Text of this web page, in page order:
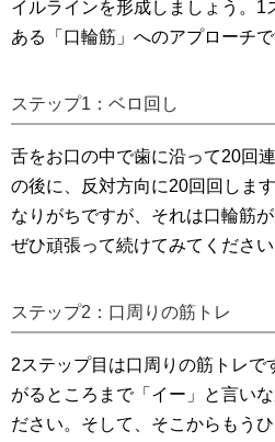
イルラインを形成しましょう。1
ある「口輪筋」へのアプローチで
ステップ1：ベロ回し
舌をお口の中で歯に沿って20回
の後に、反対方向に20回回しま
なりがちですが、それは口輪筋
ぜひ頑張って続けてみてください
ステップ2：口周りの筋トレ
2ステップ目は口周りの筋トレで
がるところまで「イー」と言い
ださい。そして、そこからもう